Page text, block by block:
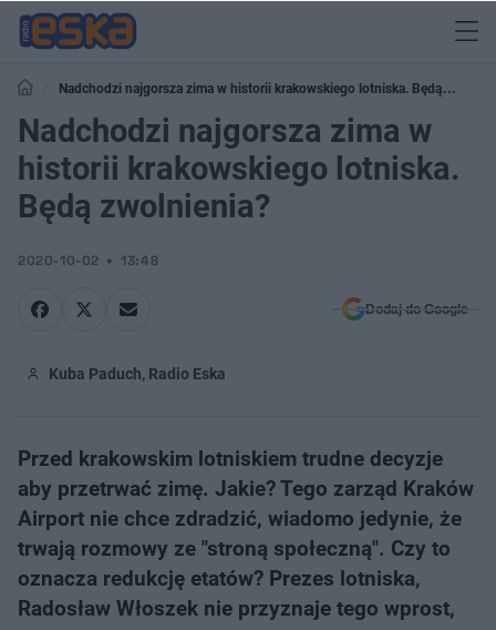
Nadchodzi najgorsza zima w historii krakowskiego lotniska. Będą
zwolnienia?
Nadchodzi najgorsza zima w
historii krakowskiego lotniska.
Będą zwolnienia?
2020-10-02 13:48
Dodaj do Google
Kuba Paduch, Radio Eska
Przed krakowskim lotniskiem trudne decyzje
aby przetrwać zimę. Jakie? Tego zarząd Kraków
Airport nie chce zdradzić, wiadomo jedynie, że
trwają rozmowy ze "stroną społeczną". Czy to
oznacza redukcję etatów? Prezes lotniska,
Radosław Włoszek nie przyznaje tego wprost,